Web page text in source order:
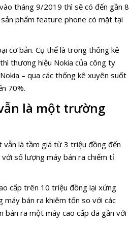
tháng 9/2019 thì sẽ có đến gần 8
phẩm feature phone có mặt tại
cơ bản. Cụ thể là trong thống kê
thương hiệu Nokia của công ty
– qua các thống kê xuyên suốt
70%.
là một trường
là tầm giá từ 3 triệu đồng đến
số lượng máy bán ra chiếm tỉ
cấp trên 10 triệu đồng lại xứng
máy bán ra khiêm tốn so với các
bán ra một máy cao cấp đã gần với